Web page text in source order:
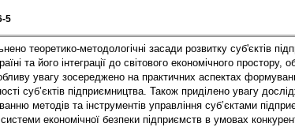
5​
теоретико-методологічні засади розвитку суб'єктів
та його інтеграції до світового економічного простору,
увагу зосереджено на практичних аспектах
суб’єктів підприємництва. Також приділено увагу
методів та інструментів управління суб’єктами
економічної безпеки підприємств в умовах